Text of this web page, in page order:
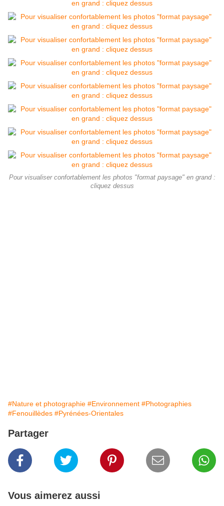
Pour visualiser confortablement les photos "format paysage" en grand :
cliquez dessus
#Nature et photographie #Environnement #Photographies
#Fenouillèdes #Pyrénées-Orientales
Partager
Vous aimerez aussi